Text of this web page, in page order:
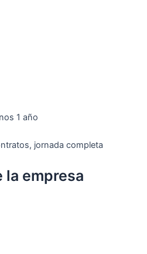
1 año
jornada completa
la empresa